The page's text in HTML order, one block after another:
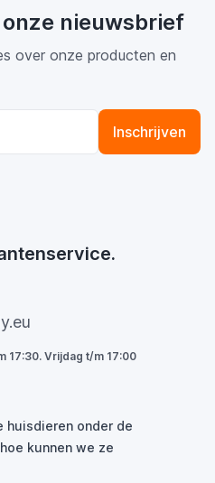
nieuwsbrief
over onze producten en
Inschrijven
17:30. Vrijdag t/m 17:00
huisdieren onder de
kunnen we ze